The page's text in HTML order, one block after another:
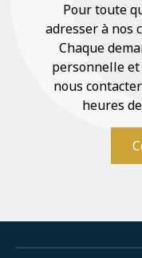
Pour toute
adresser à nos
Chaque
personnelle
nous
heures